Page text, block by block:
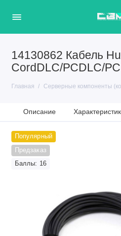
14130862 Кабель
CordDLC/PCDLC/PC
Главная Серверные компоненты
Описание
Популярный
Предзаказ
Баллы: 16